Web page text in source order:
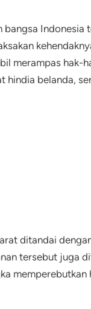
bangsa Indonesia
merampas hak-
hindia belanda,
ditandai
tersebut juga
memperebutkan